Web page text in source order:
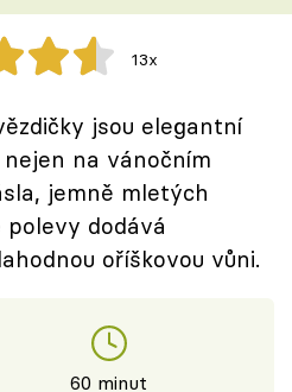
13x
jsou elegantní
na vánočním
jemně mletých
polevy dodává
oříškovou vůni.
60 minut